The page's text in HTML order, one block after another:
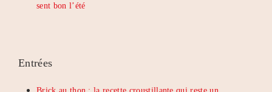
sent bon l’été
Entrées